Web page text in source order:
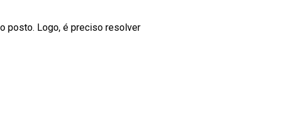
posto. Logo, é preciso resolver